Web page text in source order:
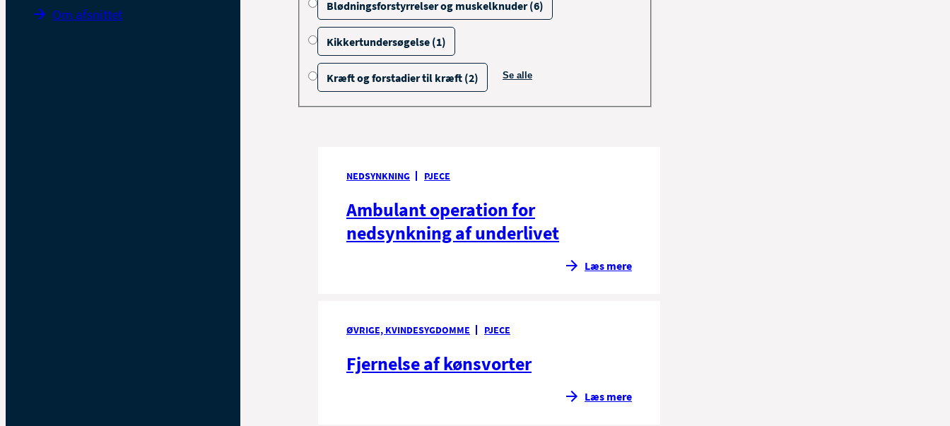
Om afsnittet
Blødningsforstyrrelser og muskelknuder (6)
Kikkertundersøgelse (1)
Kræft og forstadier til kræft (2) Se alle
filtrerings muligheder
NEDSYNKNING PJECE
Ambulant operation for
nedsynkning af underlivet
Læs mere
ØVRIGE, KVINDESYGDOMME PJECE
Fjernelse af kønsvorter
Læs mere